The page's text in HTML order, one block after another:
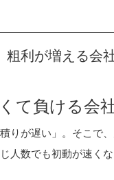
利が増える会
て負ける会社
りが遅い」。そこで
人数でも初動が速く